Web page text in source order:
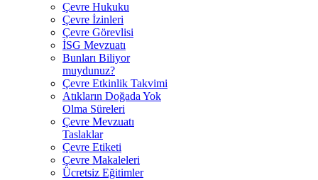
Çevre Hukuku
Çevre İzinleri
Çevre Görevlisi
İSG Mevzuatı
Bunları Biliyor
muydunuz?
Çevre Etkinlik Takvimi
Atıkların Doğada Yok
Olma Süreleri
Çevre Mevzuatı
Taslaklar
Çevre Etiketi
Çevre Makaleleri
Ücretsiz Eğitimler